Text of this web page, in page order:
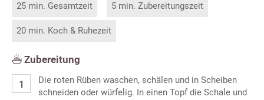
25 min. Gesamtzeit 5 min. Zubereitungszeit
20 min. Koch & Ruhezeit
Zubereitung
Die roten Rüben waschen, schälen und in Scheiben
schneiden oder würfelig. In einen Topf die Schale und